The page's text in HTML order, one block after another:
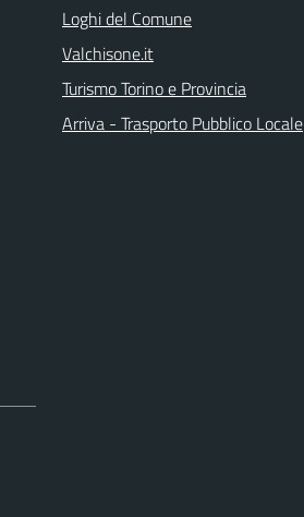
Loghi del Comune
Valchisone.it
Turismo Torino e Provincia
Arriva - Trasporto Pubblico Locale